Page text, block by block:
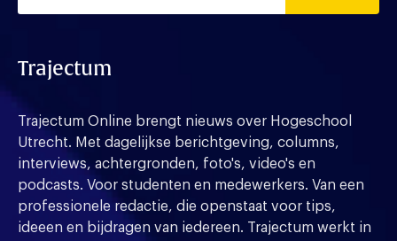
Trajectum
Trajectum Online brengt nieuws over Hogeschool
Utrecht. Met dagelijkse berichtgeving, columns,
interviews, achtergronden, foto's, video's en
podcasts. Voor studenten en medewerkers. Van een
professionele redactie, die openstaat voor tips,
ideeen en bijdragen van iedereen. Trajectum werkt in